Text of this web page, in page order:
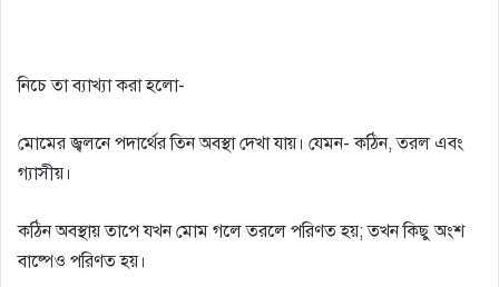
নিচে তা ব্যাখ্যা করা হলো-
মোমের জ্বলনে পদার্থের তিন অবস্থা দেখা যায়। যেমন- কঠিন, তরল এবং
গ্যাসীয়।
কঠিন অবস্থায় তাপে যখন মোম গলে তরলে পরিণত হয়; তখন কিছু অংশ
বাষ্পেও পরিণত হয়।